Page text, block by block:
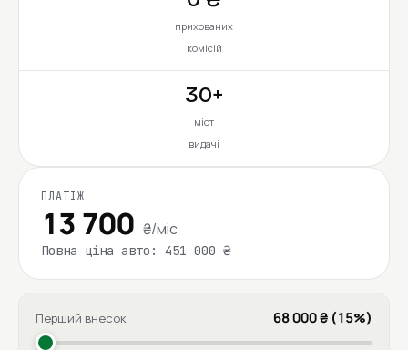
прихованих
комісій
30+
міст
видачі
ПЛАТІЖ
13 700 ₴/міс
Повна ціна авто: 451 000 ₴
Перший внесок 68 000 ₴ (15%)